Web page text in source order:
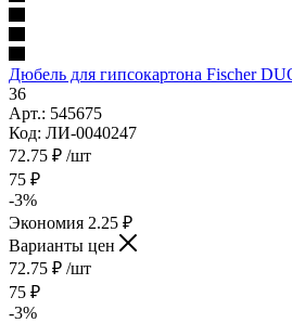
Дюбель для гипсокартона Fischer
36
Арт.: 545675
Код: ЛИ-0040247
72.75 ₽ /шт
75 ₽
-3%
Экономия 2.25 ₽
Варианты цен
72.75 ₽ /шт
75 ₽
-3%